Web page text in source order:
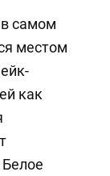
самом
местом
как
Белое